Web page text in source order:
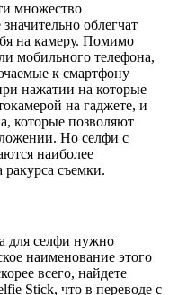
множество
облегчат
на камеру. Помимо
мобильного телефона,
к смартфону
нажатии на которые
на гаджете, и
которые позволяют
Но селфи с
наиболее
съемки.
для селфи нужно
наименование этого
всего, найдете
Stick, что в переводе с